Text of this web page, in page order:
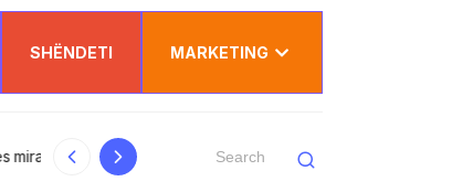
SHËNDETI MARKETING
Kurti uron Dua Lipën për “Sunny Hill”: